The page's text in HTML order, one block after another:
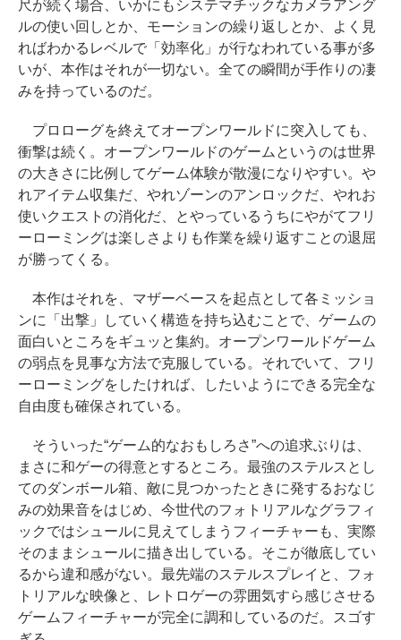
尺が続く場合、いかにもシステマチックなカメラアング
ルの使い回しとか、モーションの繰り返しとか、よく見
ればわかるレベルで「効率化」が行なわれている事が多
いが、本作はそれが一切ない。全ての瞬間が手作りの凄
みを持っているのだ。
プロローグを終えてオープンワールドに突入しても、
衝撃は続く。オープンワールドのゲームというのは世界
の大きさに比例してゲーム体験が散漫になりやすい。や
れアイテム収集だ、やれゾーンのアンロックだ、やれお
使いクエストの消化だ、とやっているうちにやがてフリ
ーローミングは楽しさよりも作業を繰り返すことの退屈
が勝ってくる。
本作はそれを、マザーベースを起点として各ミッショ
ンに「出撃」していく構造を持ち込むことで、ゲームの
面白いところをギュッと集約。オープンワールドゲーム
の弱点を見事な方法で克服している。それでいて、フリ
ーローミングをしたければ、したいようにできる完全な
自由度も確保されている。
そういった“ゲーム的なおもしろさ”への追求ぶりは、
まさに和ゲーの得意とするところ。最強のステルスとし
てのダンボール箱、敵に見つかったときに発するおなじ
みの効果音をはじめ、今世代のフォトリアルなグラフィ
ックではシュールに見えてしまうフィーチャーも、実際
そのままシュールに描き出している。そこが徹底してい
るから違和感がない。最先端のステルスプレイと、フォ
トリアルな映像と、レトロゲーの雰囲気すら感じさせる
ゲームフィーチャーが完全に調和しているのだ。スゴす